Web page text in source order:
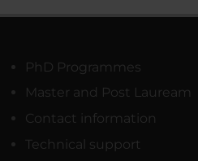
PhD Programmes
Master and Post Lauream
Contact information
Technical support